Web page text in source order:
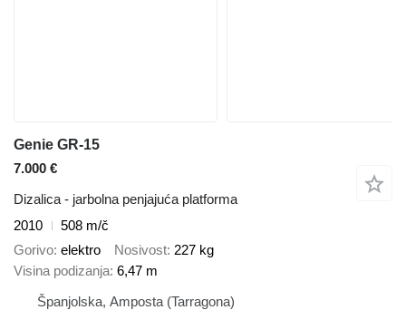
Genie GR-15
7.000 €
Dizalica - jarbolna penjajuća platforma
2010
508 m/č
Gorivo elektro Nosivost 227 kg
Visina podizanja 6,47 m
Španjolska, Amposta (Tarragona)